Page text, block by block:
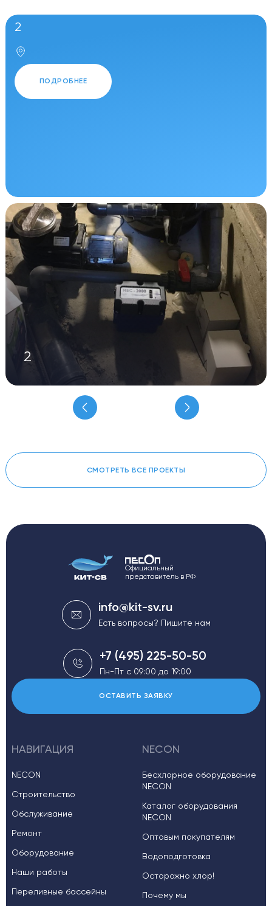
2
ПОДРОБНЕЕ
2
СМОТРЕТЬ ВСЕ ПРОЕКТЫ
НАВИГАЦИЯ
NECON
Строительство
Обслуживание
Ремонт
Оборудование
Наши работы
Переливные бассейны
NECON
Бесхлорное оборудование
NECON
Каталог оборудования
NECON
Оптовым покупателям
Водоподготовка
Осторожно хлор!
Почему мы
Официальный
представитель в РФ
info@kit-sv.ru
Есть вопросы? Пишите нам
+7 (495) 225-50-50
Пн-Пт с 09:00 до 19:00
ОСТАВИТЬ ЗАЯВКУ